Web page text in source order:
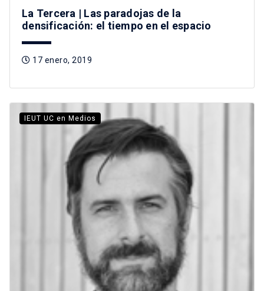
La Tercera | Las paradojas de la
densificación: el tiempo en el espacio
17 enero, 2019
IEUT UC en Medios